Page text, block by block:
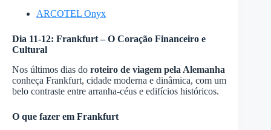
ARCOTEL Onyx
Dia 11-12: Frankfurt – O Coração Financeiro e
Cultural
Nos últimos dias do roteiro de viagem pela Alemanha
conheça Frankfurt, cidade moderna e dinâmica, com um
belo contraste entre arranha-céus e edifícios históricos.
O que fazer em Frankfurt